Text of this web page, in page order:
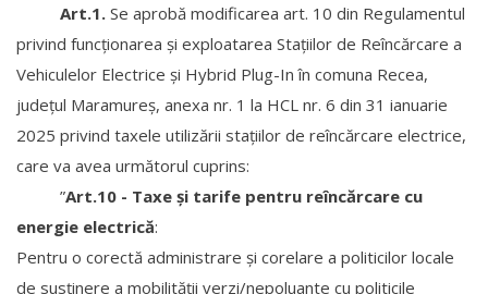
Art.1. Se aprobă modificarea art. 10 din Regulamentul
privind funcționarea și exploatarea Stațiilor de Reîncărcare a
Vehiculelor Electrice și Hybrid Plug-In în comuna Recea,
județul Maramureș, anexa nr. 1 la HCL nr. 6 din 31 ianuarie
2025 privind taxele utilizării stațiilor de reîncărcare electrice,
care va avea următorul cuprins:
”Art.10 - Taxe și tarife pentru reîncărcare cu
energie electrică:
Pentru o corectă administrare și corelare a politicilor locale
de susținere a mobilității verzi/nepoluante cu politicile